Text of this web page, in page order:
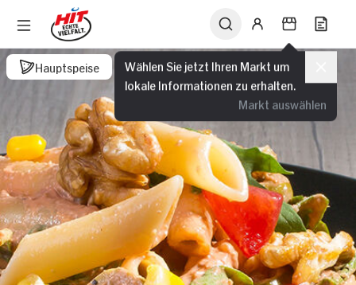
Wählen Sie jetzt Ihren Markt um
lokale Informationen zu erhalten.
Markt auswählen
Hauptspeise